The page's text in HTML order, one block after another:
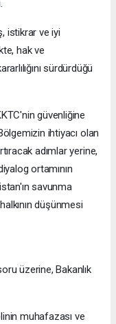
istikrar ve iyi
hak ve
sürdürdüğü
güvenliğine
ihtiyacı olan
adımlar yerine,
ortamının
savunma
düşünmesi
üzerine, Bakanlık
muhafazası ve